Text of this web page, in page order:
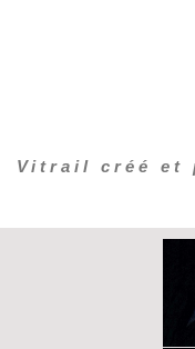
Vitrail créé et